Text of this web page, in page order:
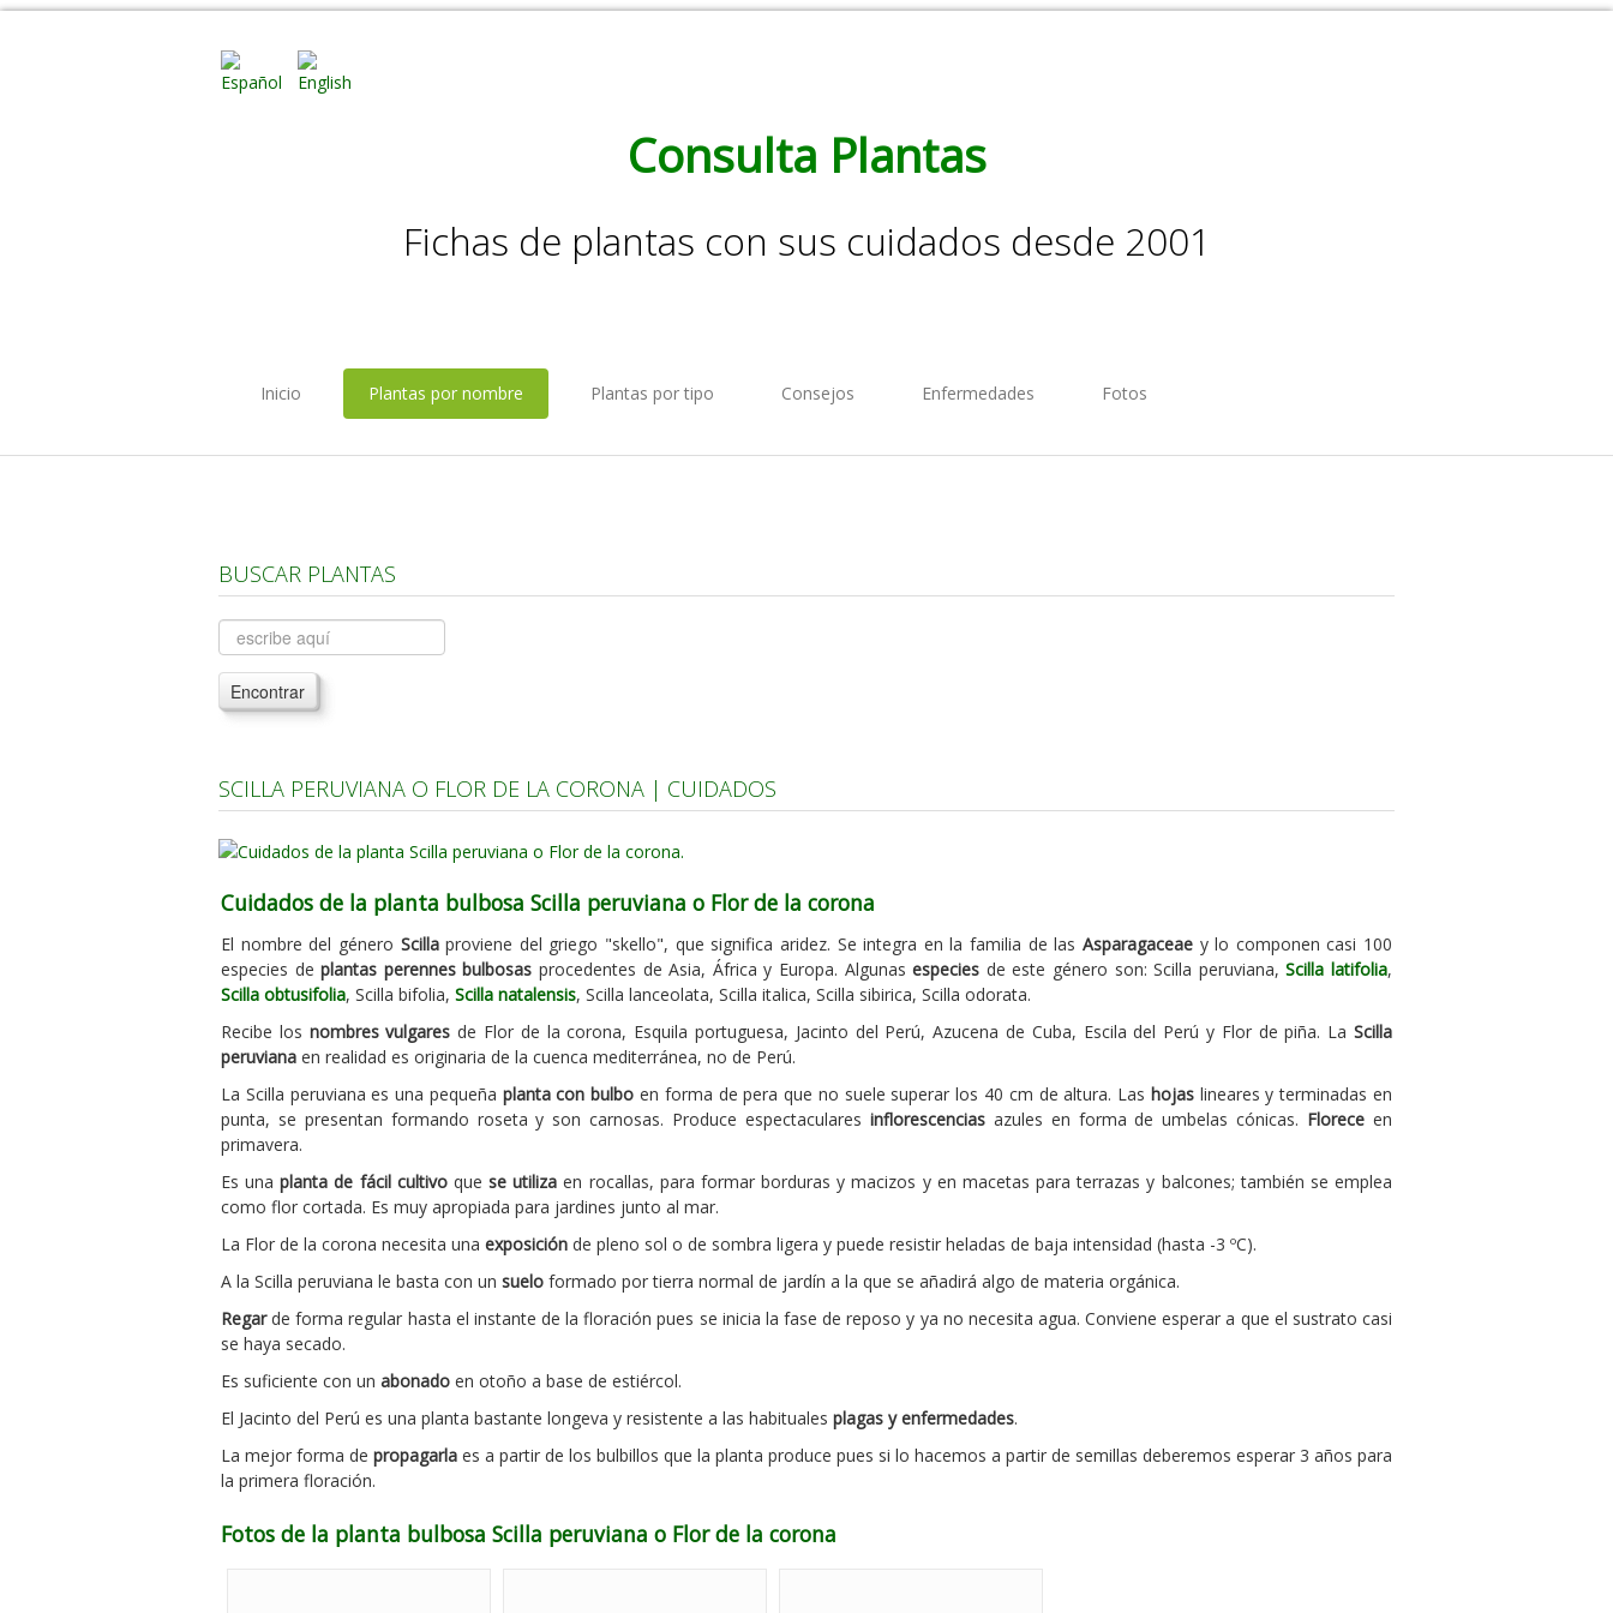
Consulta Plantas
Fichas de plantas con sus cuidados desde 2001
Inicio Plantas por nombre Plantas por tipo Consejos Enfermedades Fotos
BUSCAR PLANTAS
Encontrar
SCILLA PERUVIANA O FLOR DE LA CORONA | CUIDADOS
Cuidados de la planta bulbosa Scilla peruviana o Flor de la corona
El nombre del género Scillaproviene del griego "skello", que significa aridez. Se integra en la familia de las Asparagaceaey lo componen casi 100
especies deplantas perennes bulbosas procedentes de Asia, África y Europa. Algunasespecies de este género son: Scilla peruviana,Scilla latifolia,
Scilla obtusifolia, Scilla bifolia, Scilla natalensis, Scilla lanceolata, Scilla italica, Scilla sibirica, Scilla odorata.
Recibe los nombres vulgares de Flor de la corona, Esquila portuguesa, Jacinto del Perú, Azucena de Cuba, Escila del Perú y Flor de piña. LaScilla
peruviana en realidad es originaria de la cuenca mediterránea, no de Perú.
La Scilla peruviana es una pequeña planta con bulbo en forma de pera que no suele superar los 40 cm de altura. Las hojaslineares y terminadas en
punta, se presentan formando roseta y son carnosas. Produce espectaculares inflorescenciasazules en forma de umbelas cónicas. Florece en
primavera.
Es unaplanta de fácil cultivoquese utiliza en rocallas, para formar borduras y macizos y en macetas para terrazas y balcones; también se emplea
como flor cortada. Es muy apropiada para jardines junto al mar.
La Flor de la corona necesita una exposición de pleno sol o de sombra ligera y puede resistir heladas de baja intensidad (hasta -3 ºC).
A la Scilla peruviana le basta con un suelo formado por tierra normal de jardín a la que se añadirá algo de materia orgánica.
Regarde forma regular hasta el instante de la floración pues se inicia la fase de reposo y ya no necesita agua. Conviene esperar a que el sustrato casi
se haya secado.
Es suficiente con un abonado en otoño a base de estiércol.
El Jacinto del Perú es una planta bastante longeva y resistente a las habituales plagas y enfermedades.
La mejor forma de propagarla es a partir de los bulbillos que la planta produce pues si lo hacemos a partir de semillas deberemos esperar 3 años para
la primera floración.
Fotos de la planta bulbosa Scilla peruviana o Flor de la corona